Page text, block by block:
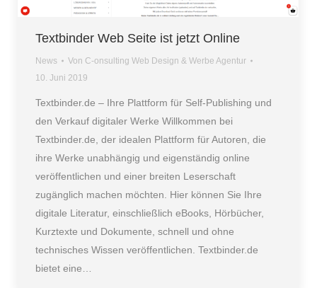
Textbinder Web Seite ist jetzt Online
News Von C-onsulting Web Design & Werbe Agentur
10. Juni 2019
Textbinder.de – Ihre Plattform für Self-Publishing und
den Verkauf digitaler Werke Willkommen bei
Textbinder.de, der idealen Plattform für Autoren, die
ihre Werke unabhängig und eigenständig online
veröffentlichen und einer breiten Leserschaft
zugänglich machen möchten. Hier können Sie Ihre
digitale Literatur, einschließlich eBooks, Hörbücher,
Kurztexte und Dokumente, schnell und ohne
technisches Wissen veröffentlichen. Textbinder.de
bietet eine…